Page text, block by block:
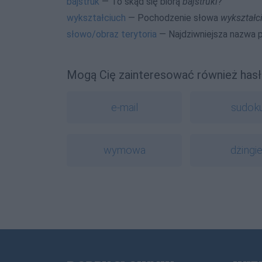
wykształciuch — Pochodzenie słowa
słowo/obraz terytoria — Najdziwniejsza nazwa
Mogą Cię zainteresować również
e-mail
wymowa